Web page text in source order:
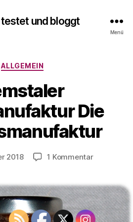
und bloggt
Menü
Kategorien
ALLGEMEIN
Die
Beitragsautor
V
n
r
e
a
e
t
u
n
d
2018 1 Kommentarzu
Die